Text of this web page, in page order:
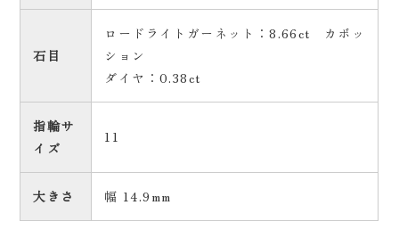
石目
ロードライトガーネット：8.66ct カボッ
ション
ダイヤ：0.38ct
指輪サ
イズ
11
大きさ 幅 14.9mm